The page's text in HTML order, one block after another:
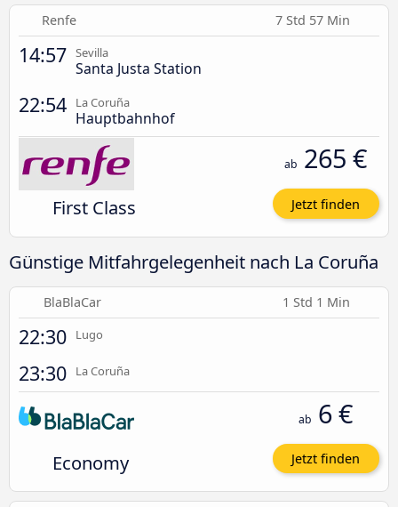
Renfe 7 Std 57 Min
14:57 Sevilla
Santa Justa Station
22:54 La Coruña
Hauptbahnhof
First Class
ab 265 €
Jetzt finden
Günstige Mitfahrgelegenheit nach La Coruña
BlaBlaCar 1 Std 1 Min
22:30 Lugo
23:30 La Coruña
Economy
ab 6 €
Jetzt finden